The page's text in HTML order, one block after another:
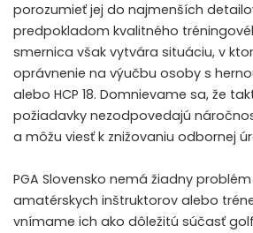
porozumieť jej do najmenších
predpokladom kvalitného
smernica však vytvára situáciu, v
oprávnenie na výučbu osoby s
alebo HCP 18. Domnievame sa, že
požiadavky nezodpovedajú
a môžu viesť k znižovaniu odbornej
PGA Slovensko nemá žiadny
amatérskych inštruktorov alebo
vnímame ich ako dôležitú súčasť